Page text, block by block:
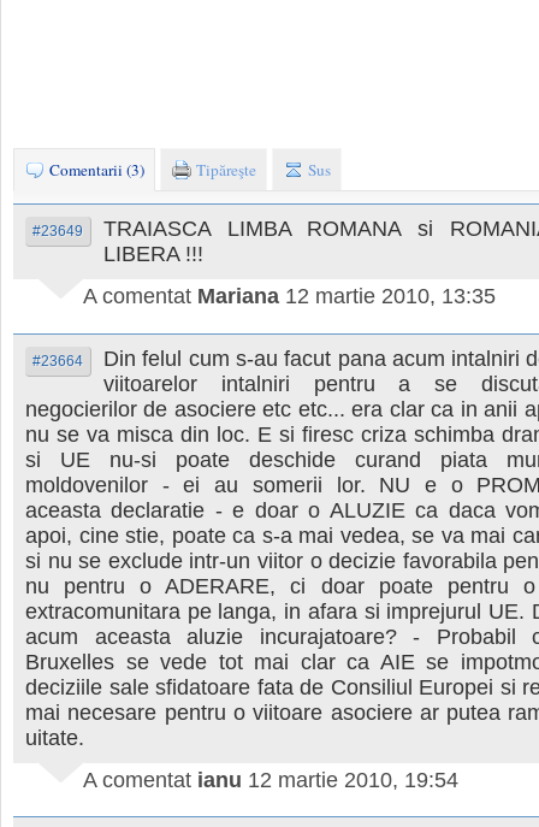
Comentarii (3) Tipăreşte Sus
#23649
TRAIASCA LIMBA ROMANA si
LIBERA !!!
A comentat Mariana 12 martie 2010, 13:35
#23664
Din felul cum s-au facut pana acum intalniri
viitoarelor intalniri pentru a se
negocierilor de asociere etc etc... era clar ca in anii
nu se va misca din loc. E si firesc criza schimba
si UE nu-si poate deschide curand piata
moldovenilor - ei au somerii lor. NU e o
aceasta declaratie - e doar o ALUZIE ca daca
apoi, cine stie, poate ca s-a mai vedea, se va mai
si nu se exclude intr-un viitor o decizie favorabila
nu pentru o ADERARE, ci doar poate pentru o
extracomunitara pe langa, in afara si imprejurul UE.
acum aceasta aluzie incurajatoare? -
Bruxelles se vede tot mai clar ca AIE se
deciziile sale sfidatoare fata de Consiliul Europei si
mai necesare pentru o viitoare asociere ar putea
uitate.
A comentat ianu 12 martie 2010, 19:54